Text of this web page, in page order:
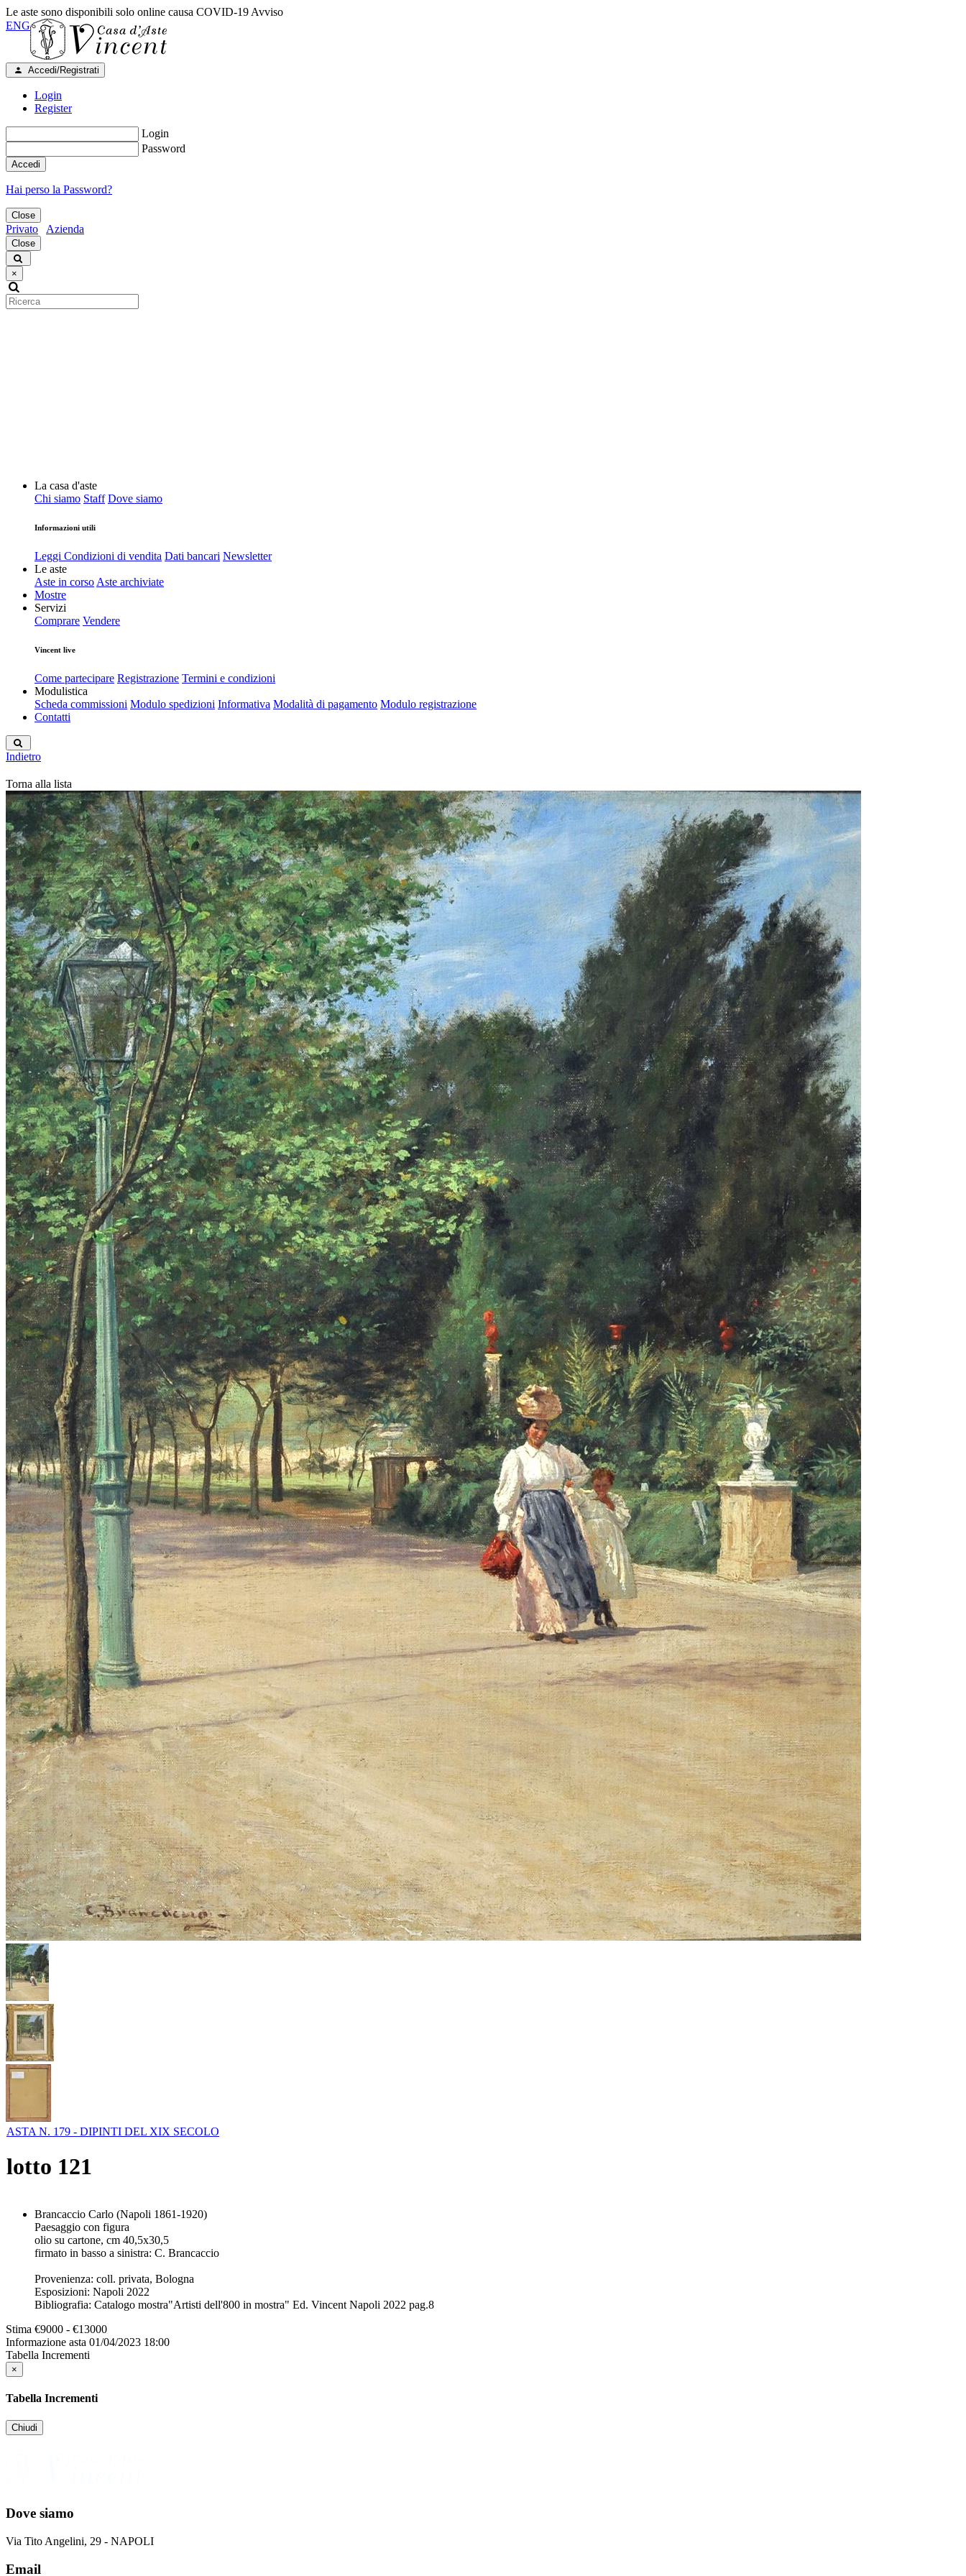
Le aste sono disponibili solo online causa COVID-19 Avviso
ENG
Accedi/Registrati
Login
Register
Login
Password
Accedi
Hai perso la Password?
Close
Privato Azienda
Close
×
La casa d'aste
Chi siamo Staff Dove siamo
Informazioni utili
Leggi Condizioni di vendita Dati bancari Newsletter
Le aste
Aste in corso Aste archiviate
Mostre
Servizi
Comprare Vendere
Vincent live
Come partecipare Registrazione Termini e condizioni
Modulistica
Scheda commissioni Modulo spedizioni Informativa Modalità di pagamento Modulo registrazione
Contatti
Indietro
Torna alla lista
ASTA N. 179 - DIPINTI DEL XIX SECOLO
lotto 121
Brancaccio Carlo (Napoli 1861-1920)
Paesaggio con figura
olio su cartone, cm 40,5x30,5
firmato in basso a sinistra: C. Brancaccio
Provenienza: coll. privata, Bologna
Esposizioni: Napoli 2022
Bibliografia: Catalogo mostra"Artisti dell'800 in mostra" Ed. Vincent Napoli 2022 pag.8
Stima €9000 - €13000
Informazione asta 01/04/2023 18:00
Tabella Incrementi
×
Tabella Incrementi
Chiudi
Dove siamo
Via Tito Angelini, 29 - NAPOLI
Email